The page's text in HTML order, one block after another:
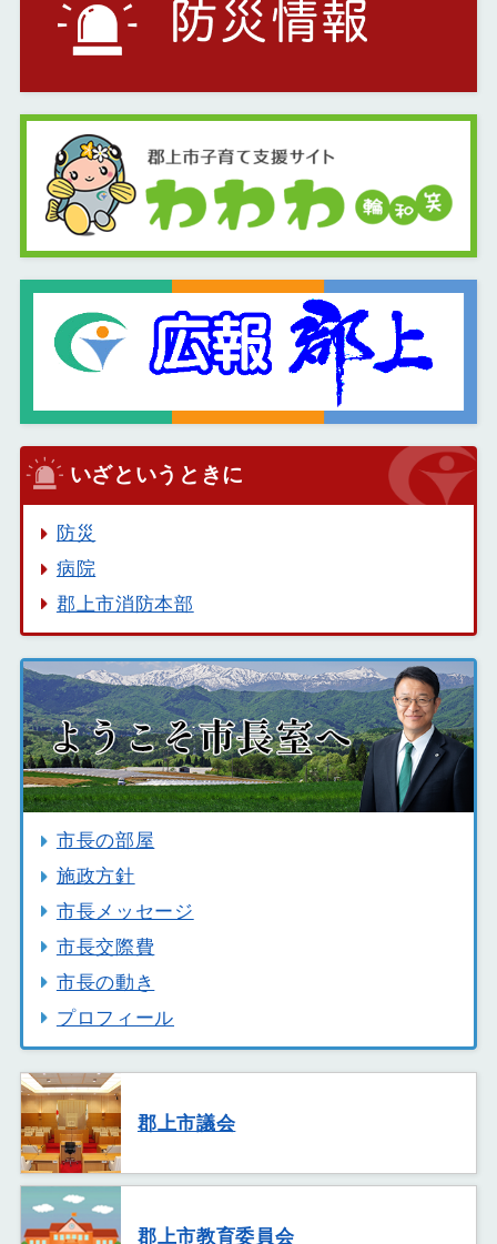
いざというときに
防災
病院
郡上市消防本部
市長の部屋
施政方針
市長メッセージ
市長交際費
市長の動き
プロフィール
郡上市議会
郡上市教育委員会